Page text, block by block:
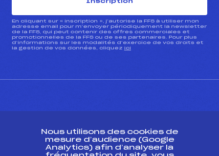
En cliquant sur « inscription », j’autorise la FFS à utiliser mon
adresse email pour m’envoyer périodiquement la newsletter
de la FFS, qui peut contenir des offres commerciales et
promotionnelles de la FFS ou de ses partenaires. Pour plus
d’informations sur les modalités d’exercice de vos droits et
la gestion de vos données, cliquez ici
ESPACE PRESSE
Nous utilisons des cookies de
mesure d’audience (Google
Analytics) afin d’analyser la